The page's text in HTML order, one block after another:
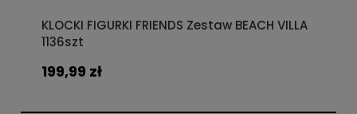
KLOCKI FIGURKI FRIENDS Zestaw BEACH VILLA
1136szt
199,99 zł